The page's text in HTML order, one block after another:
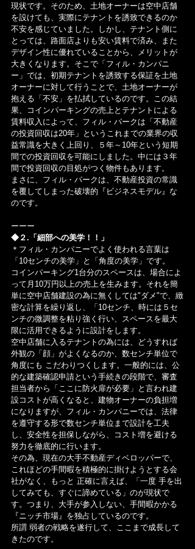
現状です。そのため、土地オーナーは空中店舗
を設けても、実際にテナントを誘致できるのか
不安を感じていました。しかし、テナント側に
とっては、路面店よりも安い賃料で済み、また
デザイン性に優れていることから、メリットが
大きくなります。そこで「フィル・カンパニ
ー」では、初期テナントを誘致する保証を土地
オーナーに対して行うことで、土地オーナーが
抱える「不安」を払拭しているのです。この結
果、コインパーキングの売上とテナントによる
賃料収入によって、フィル・パークは「不動産
の投資回収は20年」というこれまでの業界の収
益常識を大きく上回り、５年～10年という短期
間での投資回収を可能にしました。中には３年
間で投資回収の目処がつく物件もあります。
まさに、フィル・パークは、不動産投資の常識
を覆してしまった破壊的『ビジネスモデル』な
のです。
ーーー
◆２.「細部への美学！！」
＊フィル・カンパニーでよく使われる言葉は
「10センチの美学」と「角度の美学」です。
コインパーキング1台分のスペースは、場合によ
って月10万円以上の売上を生みます。それを簡
単に空中店舗建設の為に無くしては"ダメ"で、緻
密な計算を繰り返し、「10センチ、時には５セ
ンチの微調整を粘り強く行い、スペースを最大
限に活用できるように設計をします。
空中店舗に入るテナントの為には、どうすれば
外観の「顔」がよくなるのか、数センチ単位で
角度にも こだわりつくします。一般的には、公
的な建築確認申請という手続きの段階で、審査
担当者から「ここに防火扉が必要」と言われ建
設コストが高くなると、建物オーナーの負担増
になりますが、フィル・カンパニーでは、法律
を遵守する形で数センチ単位まで設計を工夫
し、安全性を担保しながら、コスト増を避ける
努力を徹底的に行います。
その為、現在の大手不動産ディベロッパーで、
これほどの手間暇を積極的に掛けようとする会
社がなく、もっと 正確に言えば、「一度 手を出
してみても、すぐに諦めている」のが現状で
す。つまり、大手が参入しない、手間暇かかる
『ニッチ市場』を独占しているのです。
所謂 弱者の戦略を遂行して、ここまで成長して
きたのです。